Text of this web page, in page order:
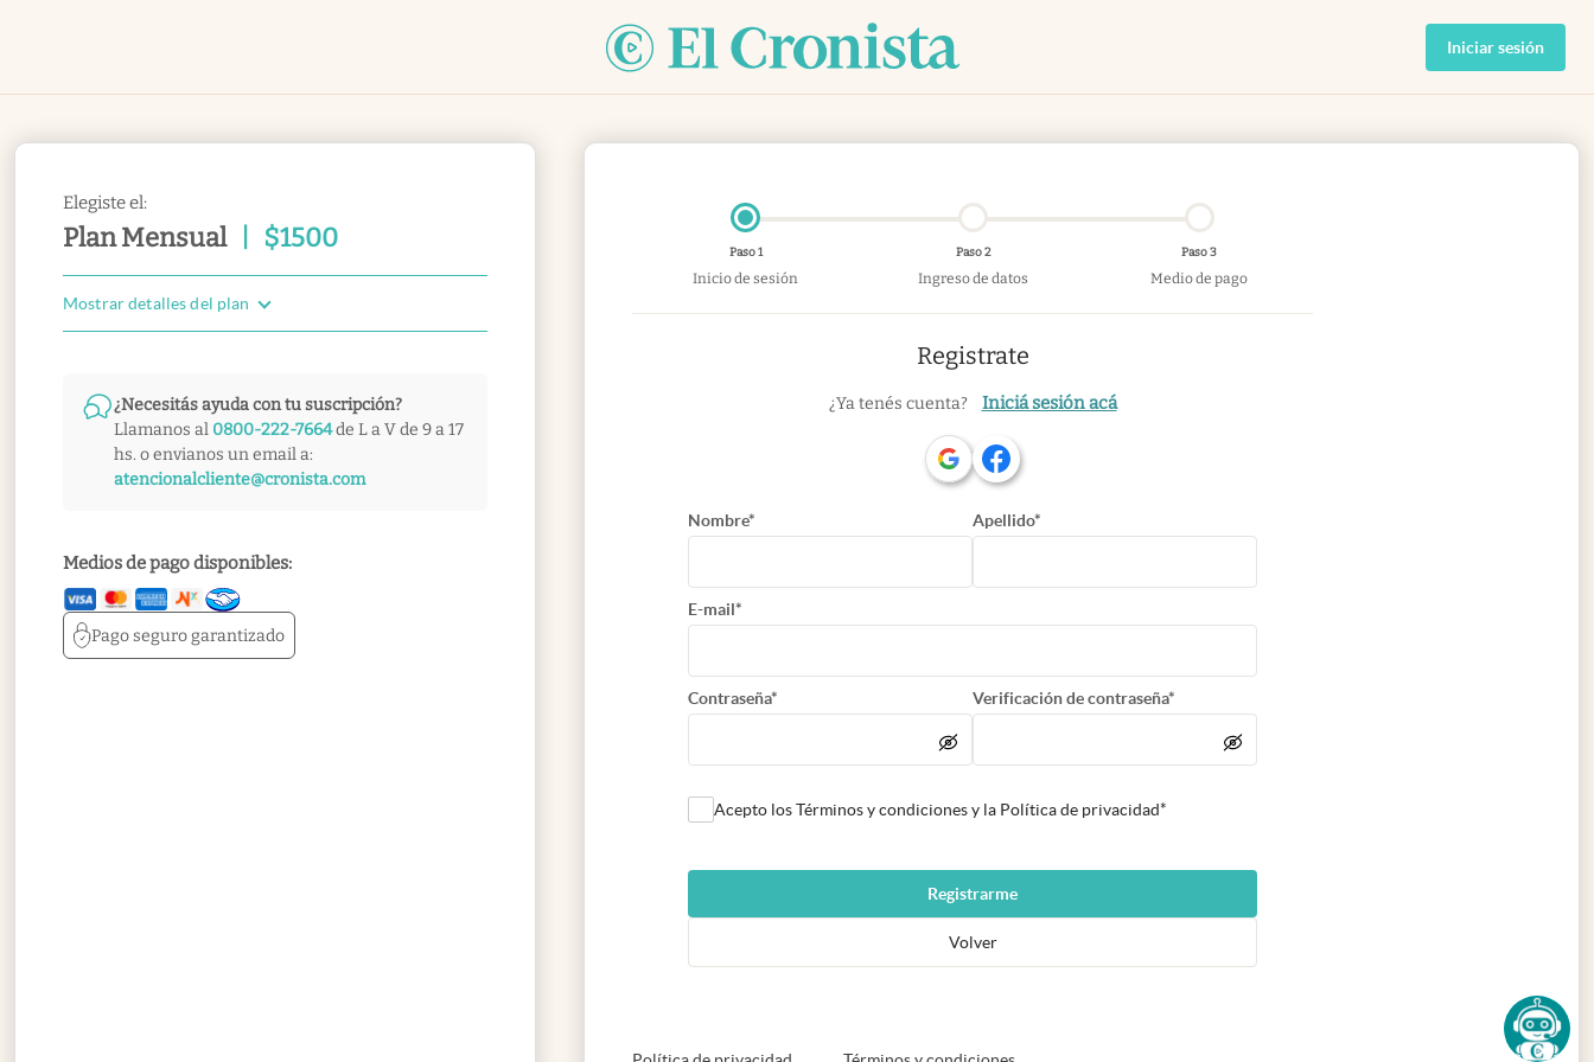
Iniciar sesión
Elegiste el:
Plan Mensual $1500
Mostrar detalles del plan
¿Necesitás ayuda con tu suscripción?
Llamanos al 0800-222-7664de L a V de 9 a 17
hs. o envianos un email a:
atencionalcliente@cronista.com
Medios de pago disponibles:
Pago segurogarantizado
Paso 1
Inicio de sesión
Paso 2
Ingreso de datos
Paso 3
Medio de pago
Registrate
¿Ya tenés cuenta? Iniciá sesión acá
Nombre* Apellido*
E-mail*
Contraseña* Verificación de contraseña*
Acepto los Términos y condiciones y la Política de privacidad*
Registrarme
Volver